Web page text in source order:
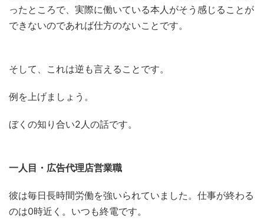
ったところで、実際に働いている本人がそう感じることが
できないのであれば仕方のないことです。
そして、これは逆も言えることです。
例を上げましょう。
ぼくの知り合い2人の話です。
一人目・広告代理店営業職
彼は毎日長時間労働を強いられていました。仕事が終わる
のは0時近く。いつも終電です。